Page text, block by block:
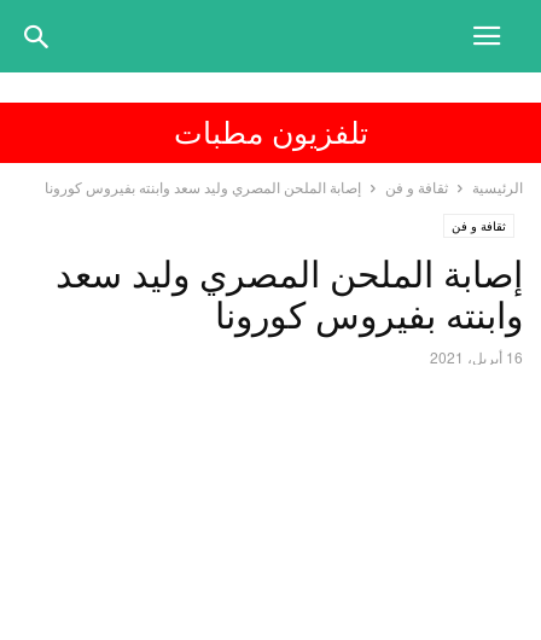
تلفزيون مطبات
الرئيسية ثقافة و فن إصابة الملحن المصري وليد سعد وابنته بفيروس كورونا
ثقافة و فن
إصابة الملحن المصري وليد سعد
وابنته بفيروس كورونا
16 أبريل، 2021